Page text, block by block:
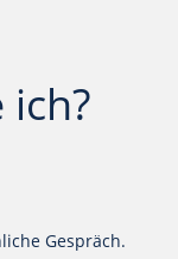
Gespräch.